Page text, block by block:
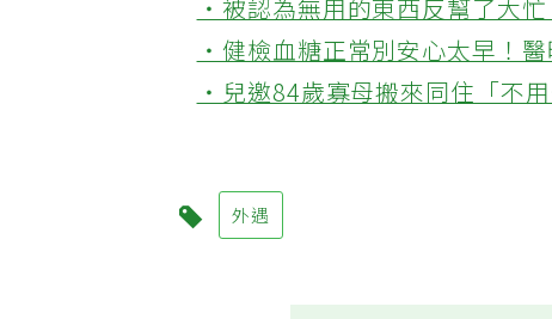
‧被認為無用的東西反幫了大
‧健檢血糖正常別安心太早！
‧兒邀84歲寡母搬來同住「不
外遇